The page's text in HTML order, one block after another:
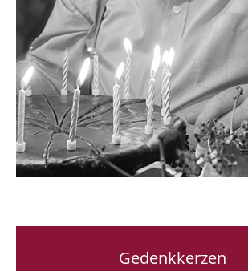
Gedenkkerzen